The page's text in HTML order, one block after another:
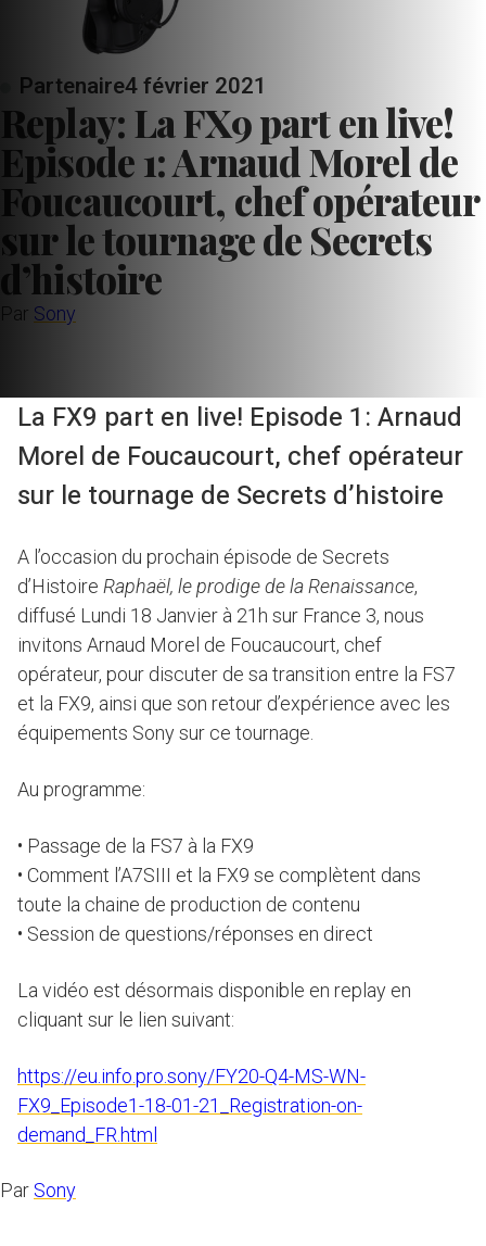
Partenaire4 février 2021
Replay: La FX9 part en live!
Episode 1: Arnaud Morel de
Foucaucourt, chef opérateur
sur le tournage de Secrets
d’histoire
Par Sony
La FX9 part en live! Episode 1: Arnaud
Morel de Foucaucourt, chef opérateur
sur le tournage de Secrets d’histoire
A l’occasion du prochain épisode de Secrets
d’Histoire Raphaël, le prodige de la Renaissance,
diffusé Lundi 18 Janvier à 21h sur France 3, nous
invitons Arnaud Morel de Foucaucourt, chef
opérateur, pour discuter de sa transition entre la FS7
et la FX9, ainsi que son retour d’expérience avec les
équipements Sony sur ce tournage.
Au programme:
• Passage de la FS7 à la FX9
• Comment l’A7SIII et la FX9 se complètent dans
toute la chaine de production de contenu
• Session de questions/réponses en direct
La vidéo est désormais disponible en replay en
cliquant sur le lien suivant:
https://eu.info.pro.sony/FY20-Q4-MS-WN-
FX9_Episode1-18-01-21_Registration-on-
demand_FR.html
Par Sony